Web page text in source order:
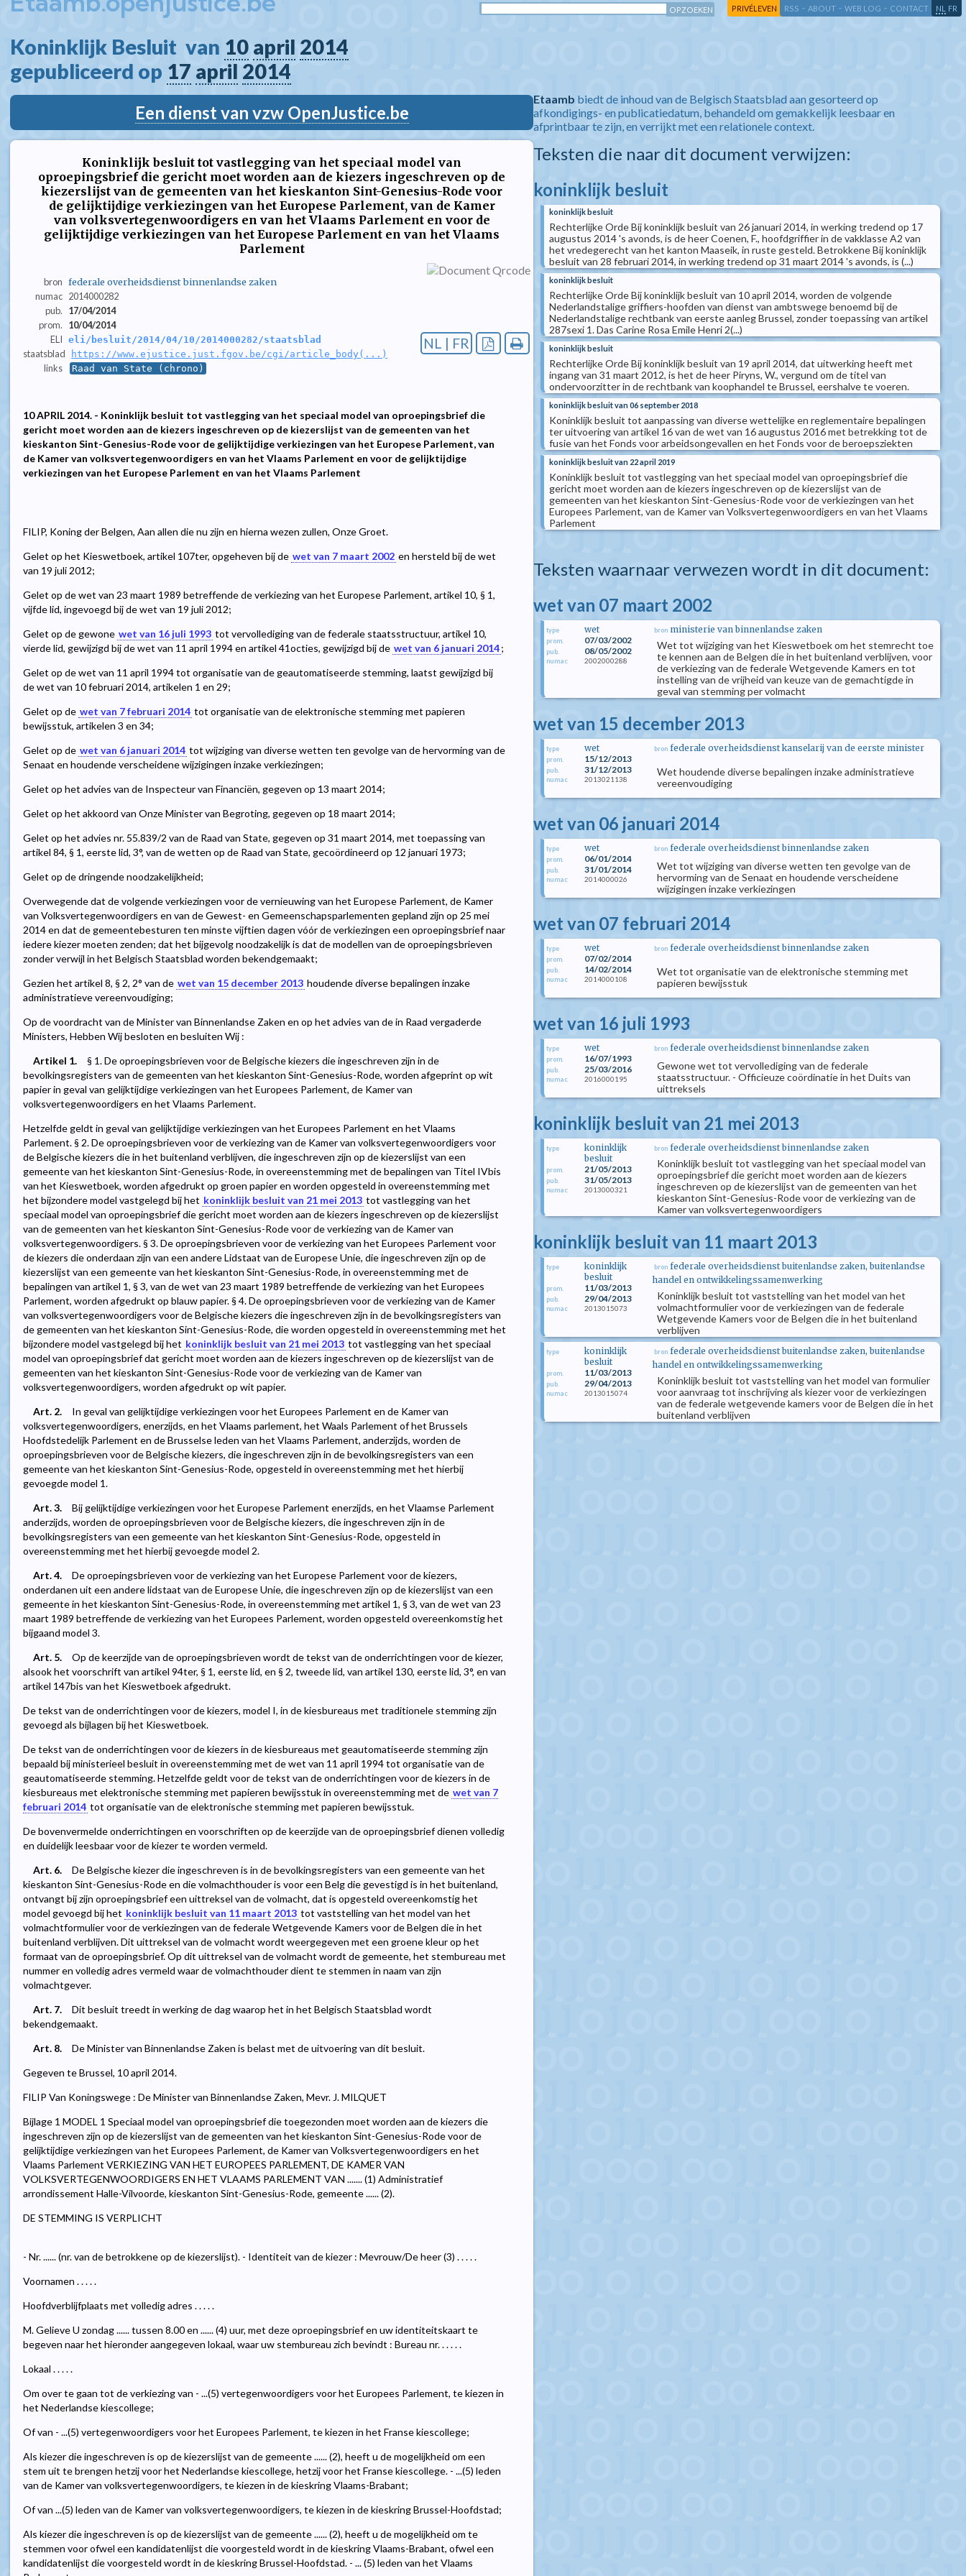
PRIVÉLEVEN RSS - ABOUT - WEB LOG - CONTACT NL FR
Koninklijk Besluit  van 10 april 2014
gepubliceerd op 17 april 2014
Een dienst van vzw OpenJustice.be
Koninklijk besluit tot vastlegging van het speciaal model van
oproepingsbrief die gericht moet worden aan de kiezers ingeschreven op de
kiezerslijst van de gemeenten van het kieskanton Sint-Genesius-Rode voor
de gelijktijdige verkiezingen van het Europese Parlement, van de Kamer
van volksvertegenwoordigers en van het Vlaams Parlement en voor de
gelijktijdige verkiezingen van het Europese Parlement en van het Vlaams
Parlement
bron federale overheidsdienst binnenlandse zaken
numac 2014000282
pub.
17/04/2014
prom.
10/04/2014
ELI eli/besluit/2014/04/10/2014000282/staatsblad
staatsblad https://www.ejustice.just.fgov.be/cgi/article_body(...)
links Raad van State (chrono)
NL | FR
10 APRIL 2014. - Koninklijk besluit tot vastlegging van het speciaal model van oproepingsbrief die
gericht moet worden aan de kiezers ingeschreven op de kiezerslijst van de gemeenten van het
kieskanton Sint-Genesius-Rode voor de gelijktijdige verkiezingen van het Europese Parlement, van
de Kamer van volksvertegenwoordigers en van het Vlaams Parlement en voor de gelijktijdige
verkiezingen van het Europese Parlement en van het Vlaams Parlement
FILIP, Koning der Belgen, Aan allen die nu zijn en hierna wezen zullen, Onze Groet.
Gelet op het Kieswetboek, artikel 107ter, opgeheven bij de wet van 7 maart 2002 en hersteld bij de wet
van 19 juli 2012;
Gelet op de wet van 23 maart 1989 betreffende de verkiezing van het Europese Parlement, artikel 10, § 1,
vijfde lid, ingevoegd bij de wet van 19 juli 2012;
Gelet op de gewone wet van 16 juli 1993 tot vervollediging van de federale staatsstructuur, artikel 10,
vierde lid, gewijzigd bij de wet van 11 april 1994 en artikel 41octies, gewijzigd bij de wet van 6 januari 2014;
Gelet op de wet van 11 april 1994 tot organisatie van de geautomatiseerde stemming, laatst gewijzigd bij
de wet van 10 februari 2014, artikelen 1 en 29;
Gelet op de wet van 7 februari 2014 tot organisatie van de elektronische stemming met papieren
bewijsstuk, artikelen 3 en 34;
Gelet op de wet van 6 januari 2014 tot wijziging van diverse wetten ten gevolge van de hervorming van de
Senaat en houdende verscheidene wijzigingen inzake verkiezingen;
Gelet op het advies van de Inspecteur van Financiën, gegeven op 13 maart 2014;
Gelet op het akkoord van Onze Minister van Begroting, gegeven op 18 maart 2014;
Gelet op het advies nr. 55.839/2 van de Raad van State, gegeven op 31 maart 2014, met toepassing van
artikel 84, § 1, eerste lid, 3°, van de wetten op de Raad van State, gecoördineerd op 12 januari 1973;
Gelet op de dringende noodzakelijkheid;
Overwegende dat de volgende verkiezingen voor de vernieuwing van het Europese Parlement, de Kamer
van Volksvertegenwoordigers en van de Gewest- en Gemeenschapsparlementen gepland zijn op 25 mei
2014 en dat de gemeentebesturen ten minste vijftien dagen vóór de verkiezingen een oproepingsbrief naar
iedere kiezer moeten zenden; dat het bijgevolg noodzakelijk is dat de modellen van de oproepingsbrieven
zonder verwijl in het Belgisch Staatsblad worden bekendgemaakt;
Gezien het artikel 8, § 2, 2° van de wet van 15 december 2013 houdende diverse bepalingen inzake
administratieve vereenvoudiging;
Op de voordracht van de Minister van Binnenlandse Zaken en op het advies van de in Raad vergaderde
Ministers, Hebben Wij besloten en besluiten Wij :
Artikel 1.
§ 1. De oproepingsbrieven voor de Belgische kiezers die ingeschreven zijn in de
bevolkingsregisters van de gemeenten van het kieskanton Sint-Genesius-Rode, worden afgeprint op wit
papier in geval van gelijktijdige verkiezingen van het Europees Parlement, de Kamer van
volksvertegenwoordigers en het Vlaams Parlement.
Hetzelfde geldt in geval van gelijktijdige verkiezingen van het Europees Parlement en het Vlaams
Parlement. § 2. De oproepingsbrieven voor de verkiezing van de Kamer van volksvertegenwoordigers voor
de Belgische kiezers die in het buitenland verblijven, die ingeschreven zijn op de kiezerslijst van een
gemeente van het kieskanton Sint-Genesius-Rode, in overeenstemming met de bepalingen van Titel IVbis
van het Kieswetboek, worden afgedrukt op groen papier en worden opgesteld in overeenstemming met
het bijzondere model vastgelegd bij het koninklijk besluit van 21 mei 2013 tot vastlegging van het
speciaal model van oproepingsbrief die gericht moet worden aan de kiezers ingeschreven op de kiezerslijst
van de gemeenten van het kieskanton Sint-Genesius-Rode voor de verkiezing van de Kamer van
volksvertegenwoordigers. § 3. De oproepingsbrieven voor de verkiezing van het Europees Parlement voor
de kiezers die onderdaan zijn van een andere Lidstaat van de Europese Unie, die ingeschreven zijn op de
kiezerslijst van een gemeente van het kieskanton Sint-Genesius-Rode, in overeenstemming met de
bepalingen van artikel 1, § 3, van de wet van 23 maart 1989 betreffende de verkiezing van het Europees
Parlement, worden afgedrukt op blauw papier. § 4. De oproepingsbrieven voor de verkiezing van de Kamer
van volksvertegenwoordigers voor de Belgische kiezers die ingeschreven zijn in de bevolkingsregisters van
de gemeenten van het kieskanton Sint-Genesius-Rode, die worden opgesteld in overeenstemming met het
bijzondere model vastgelegd bij het koninklijk besluit van 21 mei 2013 tot vastlegging van het speciaal
model van oproepingsbrief dat gericht moet worden aan de kiezers ingeschreven op de kiezerslijst van de
gemeenten van het kieskanton Sint-Genesius-Rode voor de verkiezing van de Kamer van
volksvertegenwoordigers, worden afgedrukt op wit papier.
Art. 2.
In geval van gelijktijdige verkiezingen voor het Europees Parlement en de Kamer van
volksvertegenwoordigers, enerzijds, en het Vlaams parlement, het Waals Parlement of het Brussels
Hoofdstedelijk Parlement en de Brusselse leden van het Vlaams Parlement, anderzijds, worden de
oproepingsbrieven voor de Belgische kiezers, die ingeschreven zijn in de bevolkingsregisters van een
gemeente van het kieskanton Sint-Genesius-Rode, opgesteld in overeenstemming met het hierbij
gevoegde model 1.
Art. 3.
Bij gelijktijdige verkiezingen voor het Europese Parlement enerzijds, en het Vlaamse Parlement
anderzijds, worden de oproepingsbrieven voor de Belgische kiezers, die ingeschreven zijn in de
bevolkingsregisters van een gemeente van het kieskanton Sint-Genesius-Rode, opgesteld in
overeenstemming met het hierbij gevoegde model 2.
Art. 4.
De oproepingsbrieven voor de verkiezing van het Europese Parlement voor de kiezers,
onderdanen uit een andere lidstaat van de Europese Unie, die ingeschreven zijn op de kiezerslijst van een
gemeente in het kieskanton Sint-Genesius-Rode, in overeenstemming met artikel 1, § 3, van de wet van 23
maart 1989 betreffende de verkiezing van het Europees Parlement, worden opgesteld overeenkomstig het
bijgaand model 3.
Art. 5.
Op de keerzijde van de oproepingsbrieven wordt de tekst van de onderrichtingen voor de kiezer,
alsook het voorschrift van artikel 94ter, § 1, eerste lid, en § 2, tweede lid, van artikel 130, eerste lid, 3°, en van
artikel 147bis van het Kieswetboek afgedrukt.
De tekst van de onderrichtingen voor de kiezers, model I, in de kiesbureaus met traditionele stemming zijn
gevoegd als bijlagen bij het Kieswetboek.
De tekst van de onderrichtingen voor de kiezers in de kiesbureaus met geautomatiseerde stemming zijn
bepaald bij ministerieel besluit in overeenstemming met de wet van 11 april 1994 tot organisatie van de
geautomatiseerde stemming. Hetzelfde geldt voor de tekst van de onderrichtingen voor de kiezers in de
kiesbureaus met elektronische stemming met papieren bewijsstuk in overeenstemming met de wet van 7
februari 2014 tot organisatie van de elektronische stemming met papieren bewijsstuk.
De bovenvermelde onderrichtingen en voorschriften op de keerzijde van de oproepingsbrief dienen volledig
en duidelijk leesbaar voor de kiezer te worden vermeld.
Art. 6.
De Belgische kiezer die ingeschreven is in de bevolkingsregisters van een gemeente van het
kieskanton Sint-Genesius-Rode en die volmachthouder is voor een Belg die gevestigd is in het buitenland,
ontvangt bij zijn oproepingsbrief een uittreksel van de volmacht, dat is opgesteld overeenkomstig het
model gevoegd bij het koninklijk besluit van 11 maart 2013 tot vaststelling van het model van het
volmachtformulier voor de verkiezingen van de federale Wetgevende Kamers voor de Belgen die in het
buitenland verblijven. Dit uittreksel van de volmacht wordt weergegeven met een groene kleur op het
formaat van de oproepingsbrief. Op dit uittreksel van de volmacht wordt de gemeente, het stembureau met
nummer en volledig adres vermeld waar de volmachthouder dient te stemmen in naam van zijn
volmachtgever.
Art. 7.
Dit besluit treedt in werking de dag waarop het in het Belgisch Staatsblad wordt
bekendgemaakt.
Art. 8.
De Minister van Binnenlandse Zaken is belast met de uitvoering van dit besluit.
Gegeven te Brussel, 10 april 2014.
FILIP Van Koningswege : De Minister van Binnenlandse Zaken, Mevr. J. MILQUET
Bijlage 1 MODEL 1 Speciaal model van oproepingsbrief die toegezonden moet worden aan de kiezers die
ingeschreven zijn op de kiezerslijst van de gemeenten van het kieskanton Sint-Genesius-Rode voor de
gelijktijdige verkiezingen van het Europees Parlement, de Kamer van Volksvertegenwoordigers en het
Vlaams Parlement VERKIEZING VAN HET EUROPEES PARLEMENT, DE KAMER VAN
VOLKSVERTEGENWOORDIGERS EN HET VLAAMS PARLEMENT VAN ....... (1) Administratief
arrondissement Halle-Vilvoorde, kieskanton Sint-Genesius-Rode, gemeente ...... (2).
DE STEMMING IS VERPLICHT
- Nr. ...... (nr. van de betrokkene op de kiezerslijst). - Identiteit van de kiezer : Mevrouw/De heer (3) . . . . .
Voornamen . . . . .
Hoofdverblijfplaats met volledig adres . . . . .
M. Gelieve U zondag ...... tussen 8.00 en ...... (4) uur, met deze oproepingsbrief en uw identiteitskaart te
begeven naar het hieronder aangegeven lokaal, waar uw stembureau zich bevindt : Bureau nr. . . . . .
Lokaal . . . . .
Om over te gaan tot de verkiezing van - ...(5) vertegenwoordigers voor het Europees Parlement, te kiezen in
het Nederlandse kiescollege;
Of van - ...(5) vertegenwoordigers voor het Europees Parlement, te kiezen in het Franse kiescollege;
Als kiezer die ingeschreven is op de kiezerslijst van de gemeente ...... (2), heeft u de mogelijkheid om een
stem uit te brengen hetzij voor het Nederlandse kiescollege, hetzij voor het Franse kiescollege. - ...(5) leden
van de Kamer van volksvertegenwoordigers, te kiezen in de kieskring Vlaams-Brabant;
Of van ...(5) leden van de Kamer van volksvertegenwoordigers, te kiezen in de kieskring Brussel-Hoofdstad;
Als kiezer die ingeschreven is op de kiezerslijst van de gemeente ...... (2), heeft u de mogelijkheid om te
stemmen voor ofwel een kandidatenlijst die voorgesteld wordt in de kieskring Vlaams-Brabant, ofwel een
kandidatenlijst die voorgesteld wordt in de kieskring Brussel-Hoofdstad. - ... (5) leden van het Vlaams
Etaamb biedt de inhoud van de Belgisch Staatsblad aan gesorteerd op
afkondigings- en publicatiedatum, behandeld om gemakkelijk leesbaar en
afprintbaar te zijn, en verrijkt met een relationele context.
Teksten die naar dit document verwijzen:
koninklijk besluit
koninklijk besluit
Rechterlijke Orde Bij koninklijk besluit van 26 januari 2014, in werking tredend op 17
augustus 2014 's avonds, is de heer Coenen, F., hoofdgriffier in de vakklasse A2 van
het vredegerecht van het kanton Maaseik, in ruste gesteld. Betrokkene Bij koninklijk
besluit van 28 februari 2014, in werking tredend op 31 maart 2014 's avonds, is (...)
koninklijk besluit
Rechterlijke Orde Bij koninklijk besluit van 10 april 2014, worden de volgende
Nederlandstalige griffiers-hoofden van dienst van ambtswege benoemd bij de
Nederlandstalige rechtbank van eerste aanleg Brussel, zonder toepassing van artikel
287sexi 1. Das Carine Rosa Emile Henri 2(...)
koninklijk besluit
Rechterlijke Orde Bij koninklijk besluit van 19 april 2014, dat uitwerking heeft met
ingang van 31 maart 2012, is het de heer Piryns, W., vergund om de titel van
ondervoorzitter in de rechtbank van koophandel te Brussel, eershalve te voeren.
koninklijk besluit van 06 september 2018
Koninklijk besluit tot aanpassing van diverse wettelijke en reglementaire bepalingen
ter uitvoering van artikel 16 van de wet van 16 augustus 2016 met betrekking tot de
fusie van het Fonds voor arbeidsongevallen en het Fonds voor de beroepsziekten
koninklijk besluit van 22 april 2019
Koninklijk besluit tot vastlegging van het speciaal model van oproepingsbrief die
gericht moet worden aan de kiezers ingeschreven op de kiezerslijst van de
gemeenten van het kieskanton Sint-Genesius-Rode voor de verkiezingen van het
Europees Parlement, van de Kamer van Volksvertegenwoordigers en van het Vlaams
Parlement
Teksten waarnaar verwezen wordt in dit document:
wet van 07 maart 2002
type wet
prom. 07/03/2002
pub. 08/05/2002
numac 2002000288
bron ministerie van binnenlandse zaken
Wet tot wijziging van het Kieswetboek om het stemrecht toe
te kennen aan de Belgen die in het buitenland verblijven, voor
de verkiezing van de federale Wetgevende Kamers en tot
instelling van de vrijheid van keuze van de gemachtigde in
geval van stemming per volmacht
wet van 15 december 2013
type wet
prom. 15/12/2013
pub. 31/12/2013
numac 2013021138
bron federale overheidsdienst kanselarij van de eerste minister
Wet houdende diverse bepalingen inzake administratieve
vereenvoudiging
wet van 06 januari 2014
type wet
prom. 06/01/2014
pub. 31/01/2014
numac 2014000026
bron federale overheidsdienst binnenlandse zaken
Wet tot wijziging van diverse wetten ten gevolge van de
hervorming van de Senaat en houdende verscheidene
wijzigingen inzake verkiezingen
wet van 07 februari 2014
type wet
prom. 07/02/2014
pub. 14/02/2014
numac 2014000108
bron federale overheidsdienst binnenlandse zaken
Wet tot organisatie van de elektronische stemming met
papieren bewijsstuk
wet van 16 juli 1993
type wet
prom. 16/07/1993
pub. 25/03/2016
numac 2016000195
bron federale overheidsdienst binnenlandse zaken
Gewone wet tot vervollediging van de federale
staatsstructuur. - Officieuze coördinatie in het Duits van
uittreksels
koninklijk besluit van 21 mei 2013
type
koninklijk
besluit
prom. 21/05/2013
pub. 31/05/2013
numac 2013000321
bron federale overheidsdienst binnenlandse zaken
Koninklijk besluit tot vastlegging van het speciaal model van
oproepingsbrief die gericht moet worden aan de kiezers
ingeschreven op de kiezerslijst van de gemeenten van het
kieskanton Sint-Genesius-Rode voor de verkiezing van de
Kamer van volksvertegenwoordigers
koninklijk besluit van 11 maart 2013
type
koninklijk
besluit
prom. 11/03/2013
pub. 29/04/2013
numac 2013015073
bron federale overheidsdienst buitenlandse zaken, buitenlandse
handel en ontwikkelingssamenwerking
Koninklijk besluit tot vaststelling van het model van het
volmachtformulier voor de verkiezingen van de federale
Wetgevende Kamers voor de Belgen die in het buitenland
verblijven
type
koninklijk
besluit
prom. 11/03/2013
pub. 29/04/2013
numac 2013015074
bron federale overheidsdienst buitenlandse zaken, buitenlandse
handel en ontwikkelingssamenwerking
Koninklijk besluit tot vaststelling van het model van formulier
voor aanvraag tot inschrijving als kiezer voor de verkiezingen
van de federale wetgevende kamers voor de Belgen die in het
buitenland verblijven